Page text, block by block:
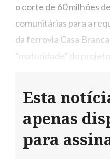
o corte de 60 milhões
comunitárias para a
da ferrovia Casa
“maturidade” do
Esta
apenas
para